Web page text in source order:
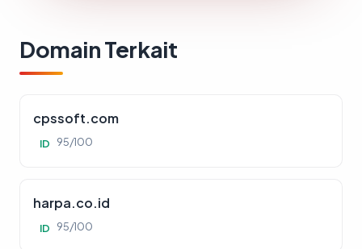
Domain Terkait
cpssoft.com
ID 95/100
harpa.co.id
ID 95/100